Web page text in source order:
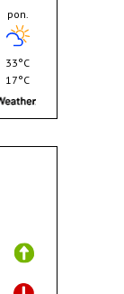
pon.
33°C
17°C